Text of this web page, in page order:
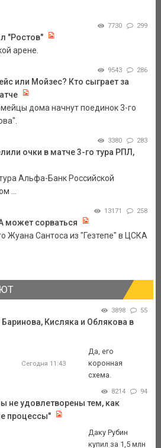
7730 299
"Ростов"
арене.
9543 286
или Мойзес? Кто сыграет за
дома начнут поединок 3-го
3380 283
очки в матче 3-го тура РПЛ,
Альфа-Банк Российской
...
13171 258
может сорваться
Жуана Сантоса из "Гезтепе" в ЦСКА
3898 55
Кисляка и Облякова в
Сегодня 11:43
Да, его
коронная
схема.
8214 94
не удовлетворены тем, как
процессы"
Даку Рубин
купил за 1,5 млн